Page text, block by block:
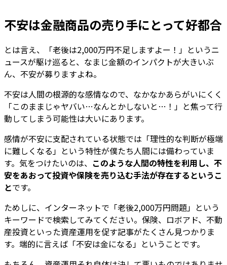
不安は金融商品の売り手にとって好都合
とは言え、「老後は2,000万円不足しますよー！」というニ
ュースが駆け巡ると、なまじ金額のインパクトが大きいぶ
ん、不安が募りますよね。
不安は人間の根源的な感情なので、なかなかあらがいにくく
「このままじゃヤバい…なんとかしないと…！」と焦って行
動してしまう可能性は大いにあります。
感情が不安に支配されている状態では「理性的な判断が極端
に難しくなる」という特性が僕たち人間には備わっていま
す。気をつけたいのは、 このような人間の特性を利用し、不
安をあおって投資や保険を売り込む手法が存在するというこ
とです。
ためしに、インターネットで「老後2,000万円問題」という
キーワードで検索してみてください。保険、ロボアド、不動
産投資といった資産運用を促す記事がたくさん見つかりま
す。端的に言えば「不安は金になる」ということです。